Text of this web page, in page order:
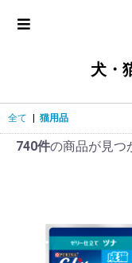
犬・
全て 猫用品
740件の商品が見つ